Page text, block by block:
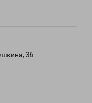
36